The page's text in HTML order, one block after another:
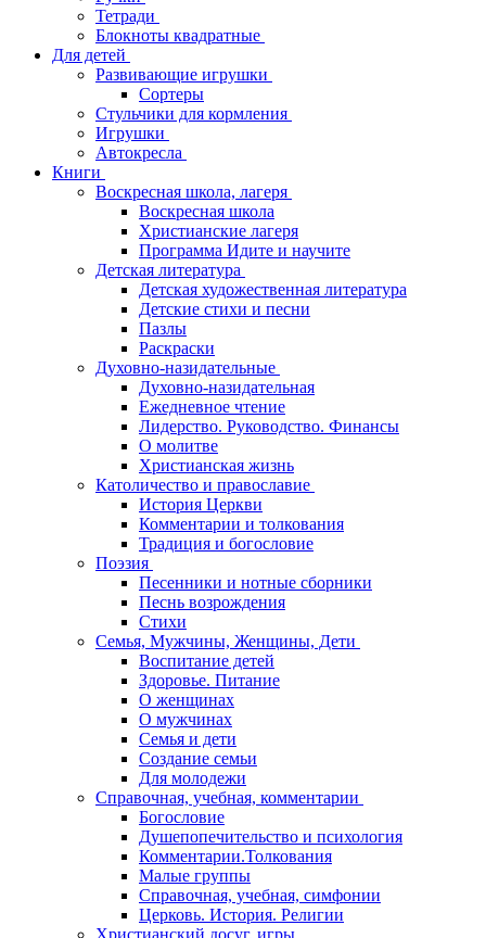
Тетради
Блокноты квадратные
Для детей
Развивающие игрушки
Сортеры
Стульчики для кормления
Игрушки
Автокресла
Книги
Воскресная школа, лагеря
Воскресная школа
Христианские лагеря
Программа Идите и научите
Детская литература
Детская художественная литература
Детские стихи и песни
Пазлы
Раскраски
Духовно-назидательные
Духовно-назидательная
Ежедневное чтение
Лидерство. Руководство. Финансы
О молитве
Христианская жизнь
Католичество и православие
История Церкви
Комментарии и толкования
Традиция и богословие
Поэзия
Песенники и нотные сборники
Песнь возрождения
Стихи
Семья, Мужчины, Женщины, Дети
Воспитание детей
Здоровье. Питание
О женщинах
О мужчинах
Семья и дети
Создание семьи
Для молодежи
Справочная, учебная, комментарии
Богословие
Душепопечительство и психология
Комментарии.Толкования
Малые группы
Справочная, учебная, симфонии
Церковь. История. Религии